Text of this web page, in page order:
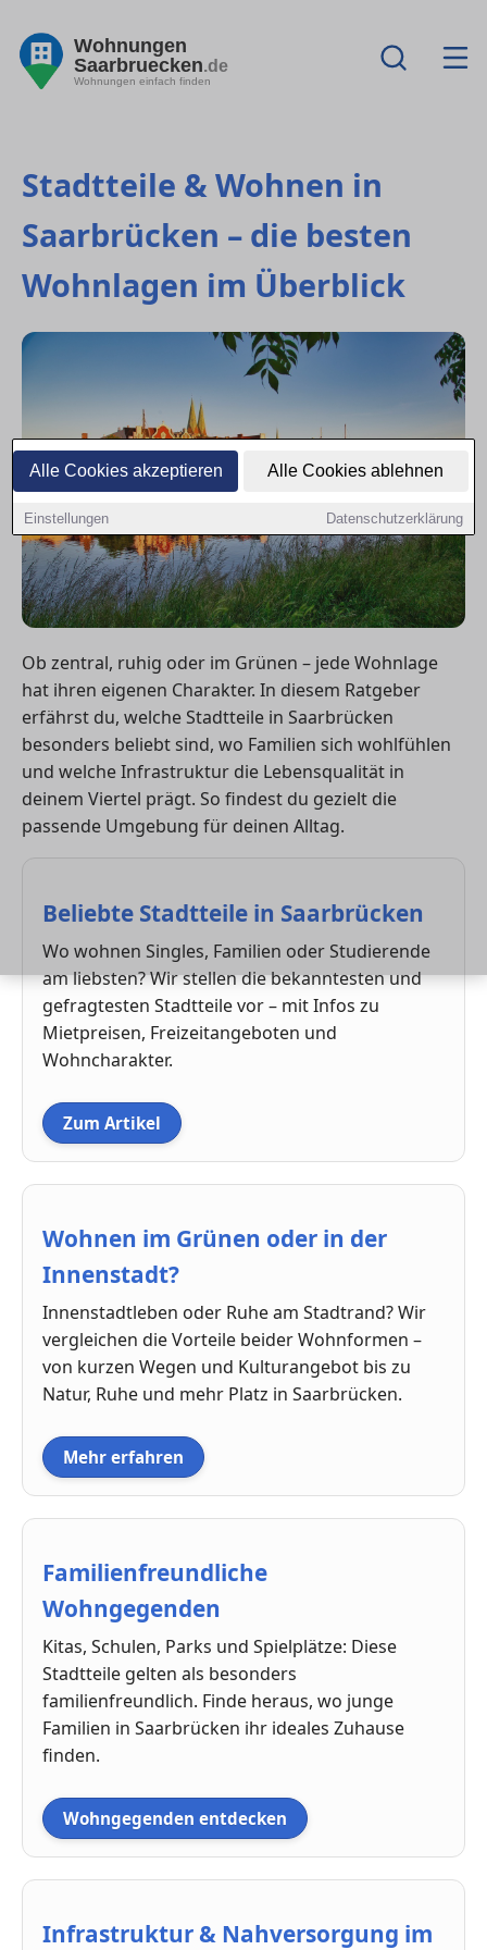
Alle Cookies akzeptieren Alle Cookies ablehnen
Einstellungen Datenschutzerklärung
Wohnungen
Saarbruecken.de
Wohnungen einfach finden
Stadtteile & Wohnen in
Saarbrücken – die besten
Wohnlagen im Überblick
Ob zentral, ruhig oder im Grünen – jede Wohnlage
hat ihren eigenen Charakter. In diesem Ratgeber
erfährst du, welche Stadtteile in Saarbrücken
besonders beliebt sind, wo Familien sich wohlfühlen
und welche Infrastruktur die Lebensqualität in
deinem Viertel prägt. So findest du gezielt die
passende Umgebung für deinen Alltag.
Beliebte Stadtteile in Saarbrücken
Wo wohnen Singles, Familien oder Studierende
am liebsten? Wir stellen die bekanntesten und
gefragtesten Stadtteile vor – mit Infos zu
Mietpreisen, Freizeitangeboten und
Wohncharakter.
Zum Artikel
Wohnen im Grünen oder in der
Innenstadt?
Innenstadtleben oder Ruhe am Stadtrand? Wir
vergleichen die Vorteile beider Wohnformen –
von kurzen Wegen und Kulturangebot bis zu
Natur, Ruhe und mehr Platz in Saarbrücken.
Mehr erfahren
Familienfreundliche
Wohngegenden
Kitas, Schulen, Parks und Spielplätze: Diese
Stadtteile gelten als besonders
familienfreundlich. Finde heraus, wo junge
Familien in Saarbrücken ihr ideales Zuhause
finden.
Wohngegenden entdecken
Infrastruktur & Nahversorgung im